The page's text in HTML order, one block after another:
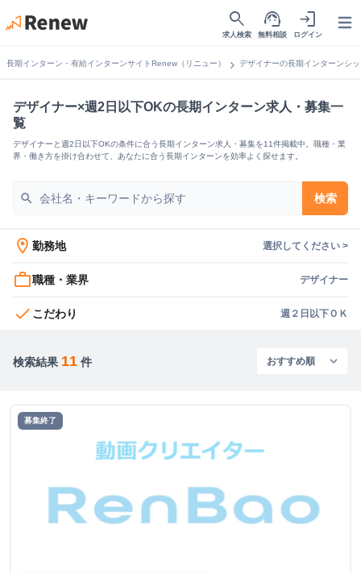
search
求人検索
support_agent
無料相談
login
ログイン
長期インターン・有給インターンサイトRenew（リニュー） chevron_right デザイナーの長期インターンシ
デザイナー×週2日以下OKの長期インターン求人・募集一
覧
デザイナーと週2日以下OKの条件に合う長期インターン求人・募集を11件掲載中。職種・業
界・働き方を掛け合わせて、あなたに合う長期インターンを効率よく探せます。
search 検索
location_on 勤務地 選択してください >
work_outline職種・業界 デザイナー
check こだわり 週２日以下ＯＫ
検索結果 11 件
募集終了